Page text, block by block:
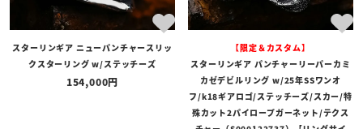
スターリンギア ニューパンチャースリッ
クスターリング w/ステッチーズ
154,000
【限定＆カスタム】
スターリンギア パンチャーリーパーカミ
カゼデビルリング w/25年SSワンオ
フ/k18ギアロゴ/ステッチーズ/スカー/特
殊カット2パイロープガーネット/テクス